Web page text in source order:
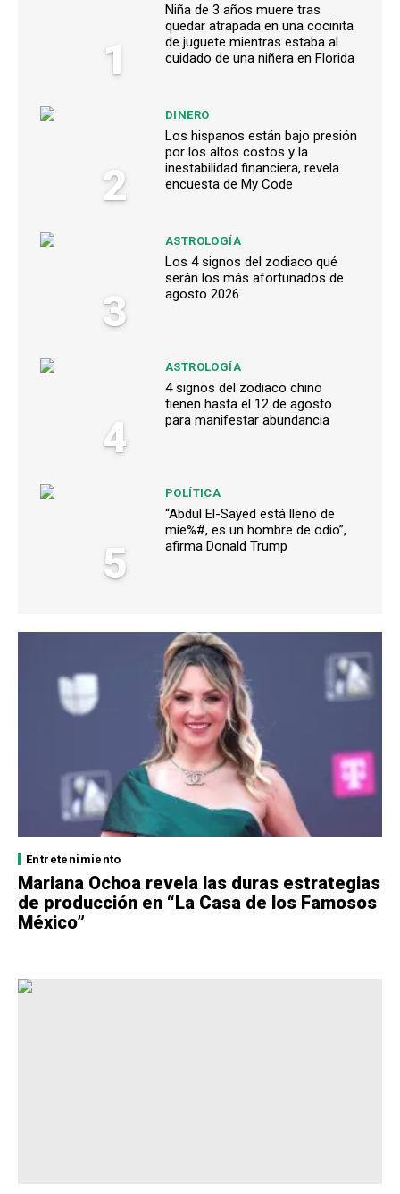
1
Niña de 3 años muere tras
quedar atrapada en una cocinita
de juguete mientras estaba al
cuidado de una niñera en Florida
2
DINERO
Los hispanos están bajo presión
por los altos costos y la
inestabilidad financiera, revela
encuesta de My Code
3
ASTROLOGÍA
Los 4 signos del zodiaco qué
serán los más afortunados de
agosto 2026
4
ASTROLOGÍA
4 signos del zodiaco chino
tienen hasta el 12 de agosto
para manifestar abundancia
5
POLÍTICA
“Abdul El-Sayed está lleno de
mie%#, es un hombre de odio”,
afirma Donald Trump
Entretenimiento
Mariana Ochoa revela las duras estrategias
de producción en “La Casa de los Famosos
México”